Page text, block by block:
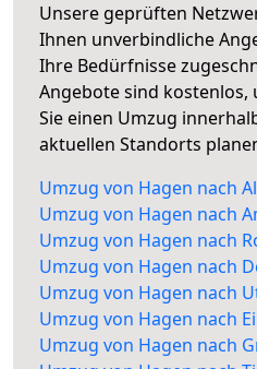
Unsere geprüften
Ihnen unverbindliche
Ihre Bedürfnisse
Angebote sind kostenlos,
Sie einen Umzug
aktuellen Standorts
Umzug von Hagen nach
Umzug von Hagen nach
Umzug von Hagen nach
Umzug von Hagen nach
Umzug von Hagen nach
Umzug von Hagen nach
Umzug von Hagen nach